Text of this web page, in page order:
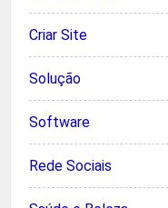
Criar Site
Solução
Software
Rede Sociais